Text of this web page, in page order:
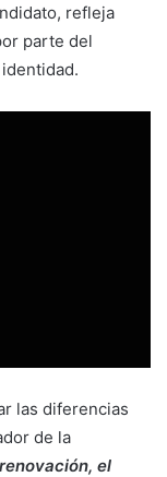
refleja
parte del
las diferencias
de la
el